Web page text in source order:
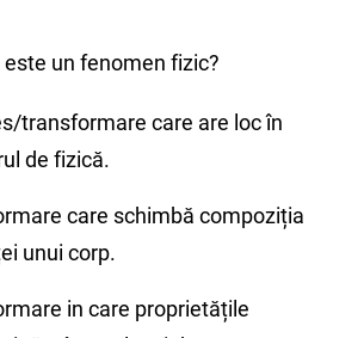
este un fenomen fizic?
transformare care are loc în
de fizică.
care schimbă compoziția
unui corp.
in care proprietățile